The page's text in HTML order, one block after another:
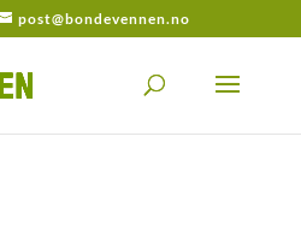
post@bondevennen.no